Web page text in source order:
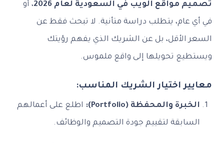
تصميم مواقع الويب في السعودية لعام 2026 ، أو
في أي عام، يتطلب دراسة متأنية. لا تبحث فقط عن
السعر الأقل، بل عن الشريك الذي يفهم رؤيتك
ويستطيع تحويلها إلى واقع ملموس.
معايير اختيار الشريك المناسب:
الخبرة والمحفظة (Portfolio): اطلع على أعمالهم
السابقة لتقييم جودة التصميم والوظائف.